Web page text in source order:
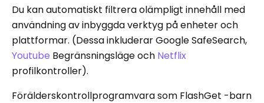
Du kan automatiskt filtrera olämpligt innehåll med
användning av inbyggda verktyg på enheter och
plattformar. (Dessa inkluderar Google SafeSearch,
Youtube Begränsningsläge och Netflix
profilkontroller).
Förälderskontrollprogramvara som FlashGet -barn